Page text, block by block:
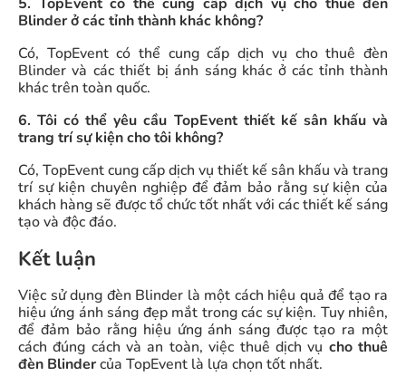
5. TopEvent có thể cung cấp dịch vụ cho thuê đèn
Blinder ở các tỉnh thành khác không?
Có, TopEvent có thể cung cấp dịch vụ cho thuê đèn
Blinder và các thiết bị ánh sáng khác ở các tỉnh thành
khác trên toàn quốc.
6. Tôi có thể yêu cầu TopEvent thiết kế sân khấu và
trang trí sự kiện cho tôi không?
Có, TopEvent cung cấp dịch vụ thiết kế sân khấu và trang
trí sự kiện chuyên nghiệp để đảm bảo rằng sự kiện của
khách hàng sẽ được tổ chức tốt nhất với các thiết kế sáng
tạo và độc đáo.
Kết luận
Việc sử dụng đèn Blinder là một cách hiệu quả để tạo ra
hiệu ứng ánh sáng đẹp mắt trong các sự kiện. Tuy nhiên,
để đảm bảo rằng hiệu ứng ánh sáng được tạo ra một
cách đúng cách và an toàn, việc thuê dịch vụ cho thuê
đèn Blindercủa TopEvent là lựa chọn tốt nhất.